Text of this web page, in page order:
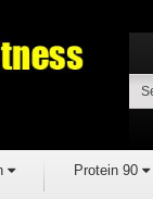
Protein 90